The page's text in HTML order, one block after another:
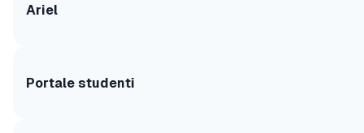
Ariel
Portale studenti